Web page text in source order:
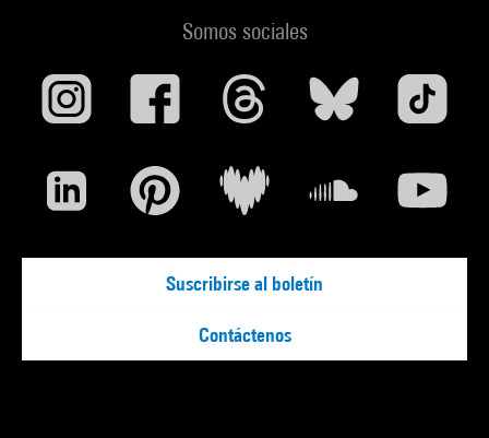
Somos sociales
Suscribirse al boletín
Contáctenos